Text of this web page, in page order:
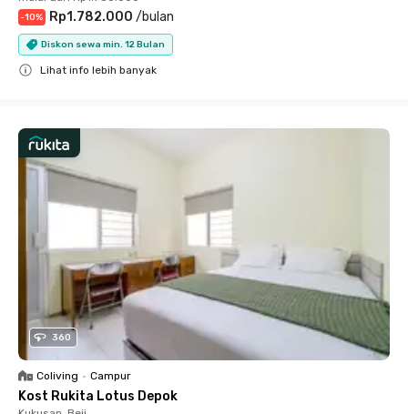
-10% Rp1.782.000 /bulan
Diskon sewa min. 12 Bulan
Lihat info lebih banyak
360
Coliving • Campur
Kost Rukita Lotus Depok